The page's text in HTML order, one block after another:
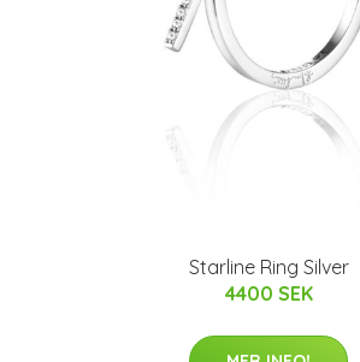
Starline Ring Silver
4400 SEK